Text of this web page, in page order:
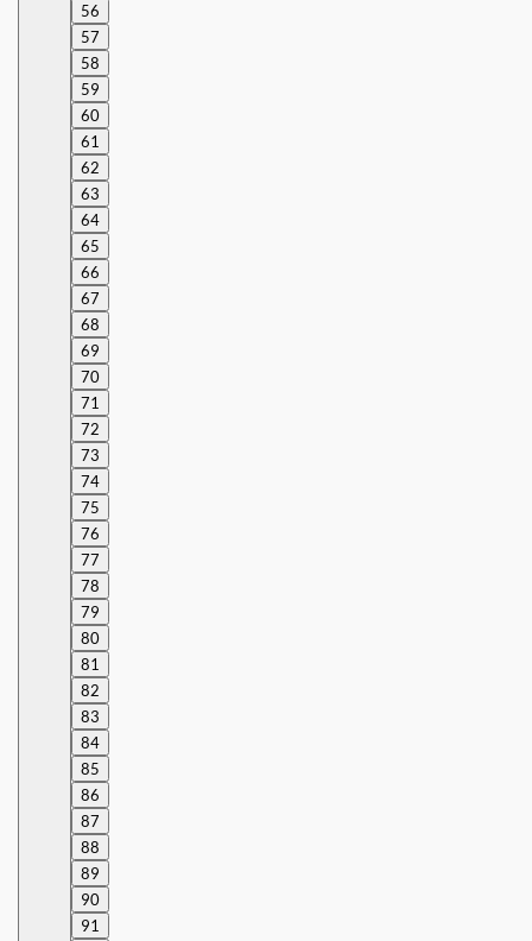
56
57
58
59
60
61
62
63
64
65
66
67
68
69
70
71
72
73
74
75
76
77
78
79
80
81
82
83
84
85
86
87
88
89
90
91